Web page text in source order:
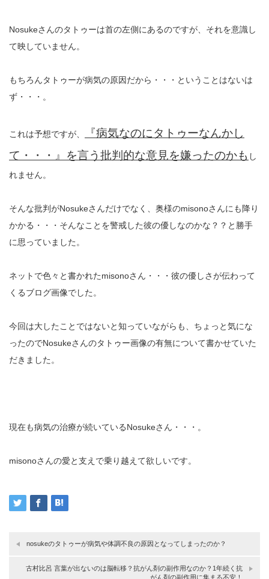
Nosukeさんのタトゥーは首の左側にあるのですが、それを意識し
て映していません。
もちろんタトゥーが病気の原因だから・・・ということはないは
ず・・・。
これは予想ですが、
『病気なのにタトゥーなんかし
て・・・』を言う批判的な意見を嫌ったのかも し
れません。
そんな批判がNosukeさんだけでなく、奥様のmisonoさんにも降り
かかる・・・そんなことを警戒した彼の優しなのかな？？と勝手
に思っていました。
ネットで色々と書かれたmisonoさん・・・彼の優しさが伝わって
くるブログ画像でした。
今回は大したことではないと知っていながらも、ちょっと気にな
ったのでNosukeさんのタトゥー画像の有無について書かせていた
だきました。
現在も病気の治療が続いているNosukeさん・・・。
misonoさんの愛と支えで乗り越えて欲しいです。
nosukeのタトゥーが病気や体調不良の原因となってしまったのか？
古村比呂 言葉が出ないのは脳転移？抗がん剤の副作用なのか？1年続く抗
がん剤の副作用に集まる不安！